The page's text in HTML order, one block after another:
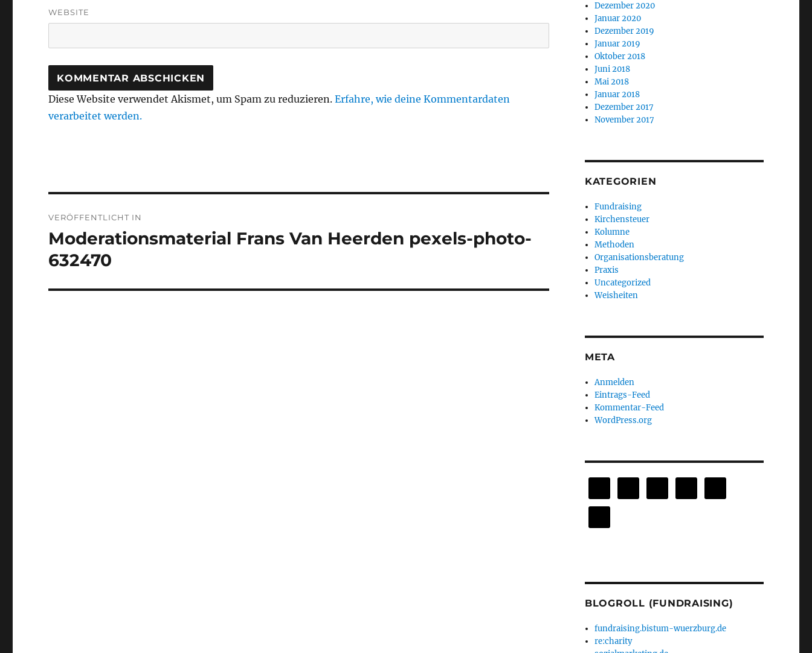
WEBSITE
Diese Website verwendet Akismet, um Spam zu reduzieren.Erfahre, wie deine Kommentardaten
verarbeitet werden.
VERÖFFENTLICHT IN
Moderationsmaterial Frans Van Heerden pexels-photo-
632470
Dezember 2020
Januar 2020
Dezember 2019
Januar 2019
Oktober 2018
Juni 2018
Mai 2018
Januar 2018
Dezember 2017
November 2017
KATEGORIEN
Fundraising
Kirchensteuer
Kolumne
Methoden
Organisationsberatung
Praxis
Uncategorized
Weisheiten
META
Anmelden
Eintrags-Feed
Kommentar-Feed
WordPress.org
BLOGROLL (FUNDRAISING)
fundraising.bistum-wuerzburg.de
re:charity